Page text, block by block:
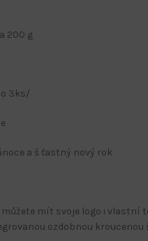
Kalendáře s potiskem
Nástěnné kalendáře
Kalendáře s
200 g
3ks/
a š ťastný nový rok
můžete mít svoje logo i vlastní
ozdobnou kroucenou